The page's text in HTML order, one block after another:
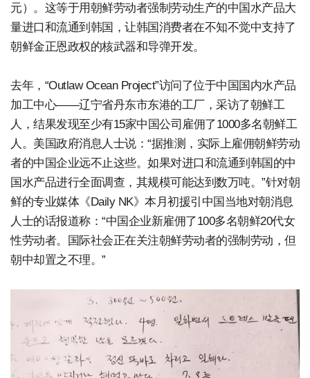
元）。这等于用朝鲜劳动者强制劳动生产的中国水产品大
量进口和流通到韩国，让韩国消费者在不知不觉中支持了
朝鲜金正恩政权的核武器和导弹开发。
去年，“Outlaw Ocean Project”访问了位于中国国内水产品
加工中心——辽宁省丹东市东港的工厂，采访了朝鲜工
人，结果发现至少有15家中国公司雇佣了1000多名朝鲜工
人。美国政府消息人士说：“据推测，实际上雇佣朝鲜劳动
者的中国企业远不止这些。如果对进口和流通到韩国的中
国水产品进行全面调查，其规模可能达到数万吨。”针对朝
鲜的专业媒体《Daily NK》本月初援引中国当地对朝消息
人士的话报道称：“中国企业新雇佣了100多名朝鲜20代女
性劳动者。国际社会正在关注朝鲜劳动者的强制劳动，但
朝中却置之不理。”